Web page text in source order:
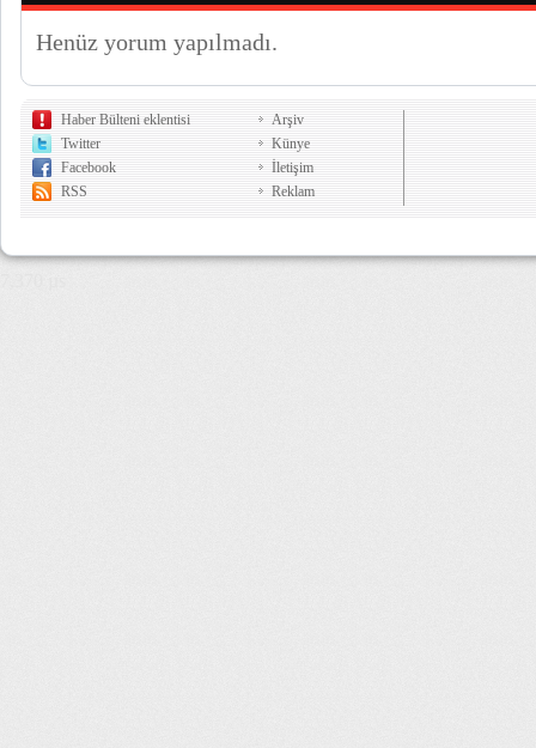
Henüz yorum yapılmadı.
Haber Bülteni eklentisi
Twitter
Facebook
RSS
Arşiv
Künye
İletişim
Reklam